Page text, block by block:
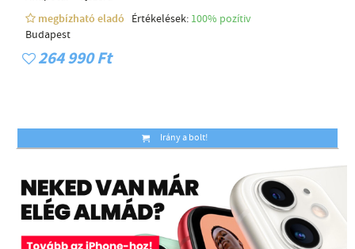
megbízható eladó
Értékelések: 100% pozítiv
Budapest
264 990 Ft
Irány a bolt!